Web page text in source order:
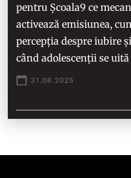
pentru Școala9 ce
activează emisiunea,
percepția despre iubire
când adolescenții se
31.08.2025